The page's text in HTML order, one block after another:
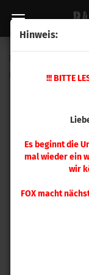
Hinweis:
!!! BITTE
Es beginnt die
mal wieder ein
wir
FOX macht
546244)